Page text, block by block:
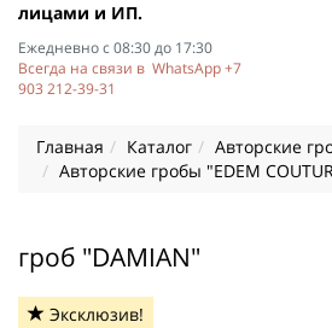
лицами и ИП.
Ежедневно с 08:30 до 17:30
Всегда на связи в WhatsApp +7
903 212-39-31
Главная Каталог
Авторские
Авторские гробы "EDEM
гроб "DAMIAN"
Эксклюзив!